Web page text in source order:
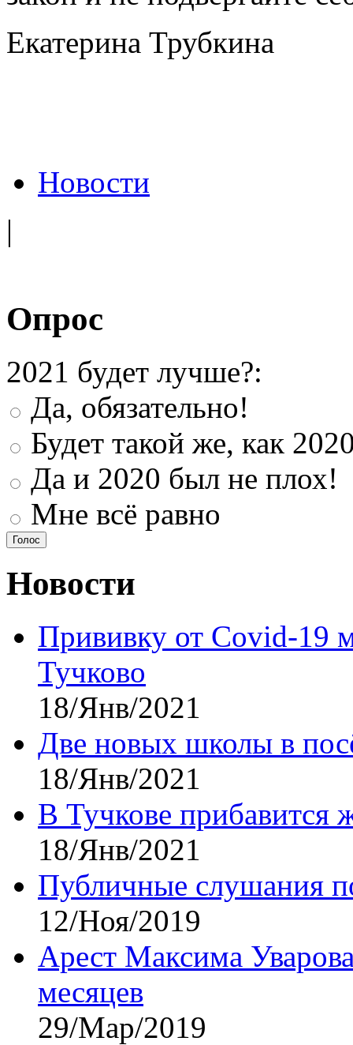
Екатерина Трубкина
Новости
|
Опрос
2021 будет лучше?:
Да, обязательно!
Будет такой же, как
Да и 2020 был не плох!
Мне всё равно
Новости
Прививку от Covid-19
Тучково
18/Янв/2021
Две новых школы в
18/Янв/2021
В Тучкове прибавится
18/Янв/2021
Публичные слушания
12/Ноя/2019
Арест Максима
месяцев
29/Мар/2019